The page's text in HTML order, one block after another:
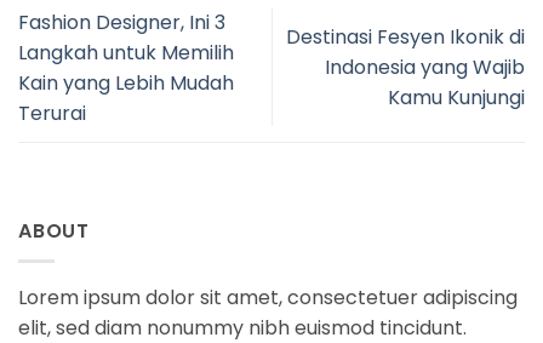
Fashion Designer, Ini 3
Langkah untuk Memilih
Kain yang Lebih Mudah
Terurai
Destinasi Fesyen Ikonik di
Indonesia yang Wajib
Kamu Kunjungi
ABOUT
Lorem ipsum dolor sit amet, consectetuer adipiscing
elit, sed diam nonummy nibh euismod tincidunt.